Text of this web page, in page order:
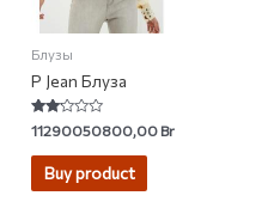
Блузы
P Jean Блуза
Rated
2.00
out
of 5
11290050800,00Br
Buy product